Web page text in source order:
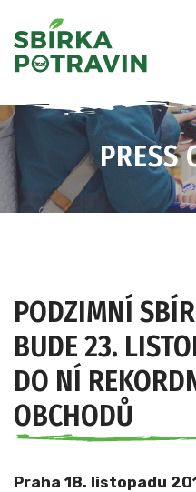
PRESS
PODZIMNÍ
BUDE 23.
DO NÍ
OBCHODŮ
Praha 18. listopadu